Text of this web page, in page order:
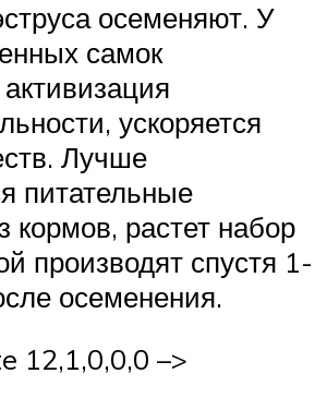
осеменяют. У
самок
ускоряется
Лучше
питательные
кормов, растет набор
производят спустя 1-
осеменения.
12,1,0,0,0 –>